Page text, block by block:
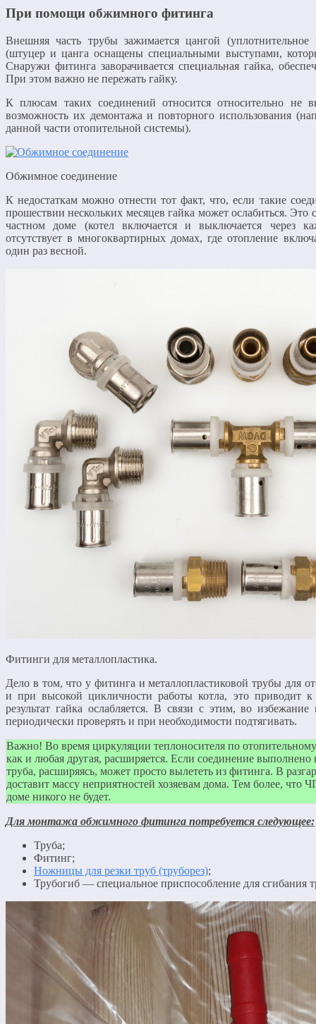
При помощи обжимного фитинга
Внешняя часть трубы зажимается цангой
(штуцер и цанга оснащены специальными выступами,
Снаружи фитинга заворачивается специальная гайка,
При этом важно не пережать гайку.
К плюсам таких соединений относится относительно не
возможность их демонтажа и повторного использования
данной части отопительной системы).
Обжимное соединение
К недостаткам можно отнести тот факт, что, если такие
прошествии нескольких месяцев гайка может ослабиться. Это
частном доме (котел включается и выключается через
отсутствует в многоквартирных домах, где отопление
один раз весной.
Фитинги для металлопластика.
Дело в том, что у фитинга и металлопластиковой трубы для
и при высокой цикличности работы котла, это приводит к
результат гайка ослабляется. В связи с этим, во
периодически проверять и при необходимости подтягивать.
Важно! Во время циркуляции теплоносителя по
как и любая другая, расширяется. Если соединение выполнено
труба, расширяясь, может просто вылететь из фитинга. В
доставит массу неприятностей хозяевам дома. Тем более, что
доме никого не будет.
Для монтажа обжимного фитинга потребуется следующее:
Труба;
Фитинг;
Ножницы для резки труб (труборез);
Трубогиб — специальное приспособление для сгибания